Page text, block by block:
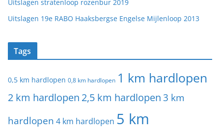
Uitslagen stratenloop rozenbur 2019
Uitslagen 19e RABO Haaksbergse Engelse Mijlenloop 2013
Tags
0,5 km hardlopen 0,8 km hardlopen 1 km hardlopen
2 km hardlopen 2,5 km hardlopen 3 km
hardlopen 4 km hardlopen 5 km